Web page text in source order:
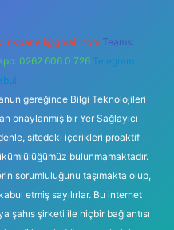
Teams:
0262 606 0 726 Telegram:
gereğince Bilgi Teknolojileri
onaylanmış bir Yer Sağlayıcı
sitedeki içerikleri proaktif
bulunmamaktadır.
sorumluluğunu taşımakta olup,
etmiş sayılırlar. Bu internet
şahıs şirketi ile hiçbir bağlantısı